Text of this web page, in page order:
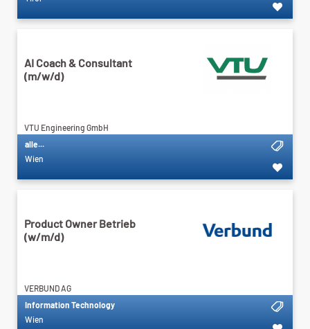
AI Coach & Consultant
(m/w/d)
VTU Engineering GmbH
alle...
Wien
Product Owner Betrieb
(w/m/d)
VERBUND AG
Information Technology
Wien